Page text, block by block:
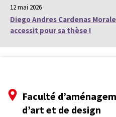
12 mai 2026
Diego Andres Cardenas
accessit pour sa thèse !
Faculté
d’art et de design